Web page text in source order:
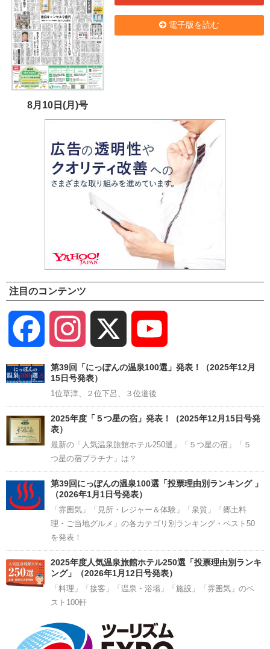
8月10日(月)号
電子版を読む
注目のコンテンツ
Facebook Instagram
Channel
第39回「にっぽんの温泉100選」発表！（2025年12月
15日号発表）
1位草津、２位下呂、３位道後
2025年度「５つ星の宿」発表！（2025年12月15日号発
表）
最新の「人気温泉旅館ホテル250選」「５つ星の宿」「５
つ星の宿プラチナ」は？
第39回にっぽんの温泉100選「投票理由別ランキング 」
（2026年1月1日号発表）
「雰囲気」「見所・レジャー＆体験」「泉質」「郷土料
理・ご当地グルメ」の各カテゴリ別ランキング・ベスト50
を発表！
2025年度人気温泉旅館ホテル250選「投票理由別ランキ
ング」（2026年1月12日号発表）
「料理」「接客」「温泉・浴場」「施設」「雰囲気」のベ
スト100軒